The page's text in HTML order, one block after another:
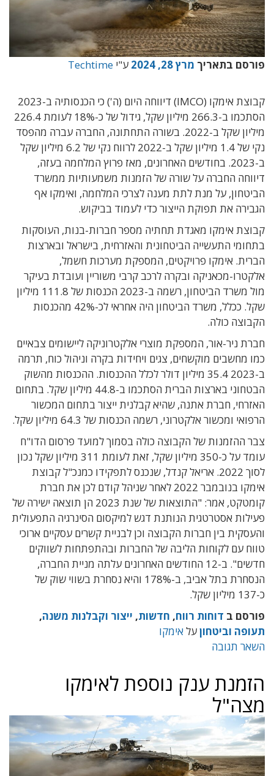
פורסם בתאריך מרץ 28, 2024 ע"י Techtime
קבוצת אימקו (IMCO) דיווחה היום (ה') כי הכנסותיה ב-2023
הסתכמו ב-266.3 מיליון שקל, גידול של כ-18% לעומת 226.4
מיליון שקל ב-2022. בשורה התחתונה, החברה עברה מהפסד
נקי של 1.4 מיליון שקל ב-2022 לרווח נקי של 6.2 מיליון שקל
ב-2023. בחודשים האחרונים, מאז פרוץ המלחמה בעזה,
דיווחה החברה על שורה של הזמנות משמעותיות ממשרד
הביטחון, על מנת לתת מענה לצרכי המלחמה, ואימקו אף
הגבירה את תפוקת הייצור כדי לעמוד בביקוש.
קבוצת אימקו מאגדת תחתיה מספר חברות-בנות, העוסקות
בתחומי התעשייה הביטחונית והאזרחית, בישראל ובארצות
הברית. אימקו פרויקטים, המספקת מערכות חשמל,
אלקטרו-מכאניקה ובקרה לרכב קרבי משוריין ועובדת בעיקר
מול משרד הביטחון, רשמה ב-2023 הכנסות של 111.8 מיליון
שקל. ככלל, משרד הביטחון היה אחראי לכ-42% מהכנסות
הקבוצה כולה.
חברת ניר-אור, המספקת מוצרי אלקטרוניקה ליישומים צבאיים
כמו מחשבים מוקשחים, צגים ויחידות בקרה וניהול כוח, תרמה
ב-2023 35.4 מיליון דולר לכלל ההכנסות. ההכנסות מהשוק
הבטחוני בארצות הברית הסתכמו ב-44.8 מיליון שקל. בתחום
האזרחי, חברת אתנה, שהיא קבלנית ייצור בתחום המכשור
הרפואי ומכשור אלקטרוני, רשמה הכנסות של 64.3 מיליון שקל.
צבר ההזמנות של הקבוצה כולה בסמוך למועד פרסום הדו"ח
עומד על כ-350 מיליון שקל, זאת לעומת 311 מיליון שקל נכון
לסוך 2022.
אריאל קנדל, שנכנס לתפקידו כמנכ"ל קבוצת
אימקו בנובמבר 2022 לאחר שניהל קודם לכן את חברת
קומטקט, אמר
: "התוצאות של שנת 2023 הן תוצאה ישירה של
פעילות אסטרטגית הנותנת דגש למיקסום הסינרגיה התפעולית
והעסקית בין חברות הקבוצה וכן לבניית קשרים עסקיים ארוכי
טווח עם לקוחות הליבה של החברות ובהתפתחות לשווקים
חדשים".
ב-12 החודשים האחרונים עלתה מניית החברה,
הנסחרת בתל אביב, ב-178% והיא נסחרת בשווי שוק של
כ-137 מיליון שקל.
פורסם ב דוחות רווח, חדשות, ייצור וקבלנות משנה,
תעופה וביטחוןעלאימקו
השאר תגובה
הזמנת ענק נוספת לאימקו
מצה"ל